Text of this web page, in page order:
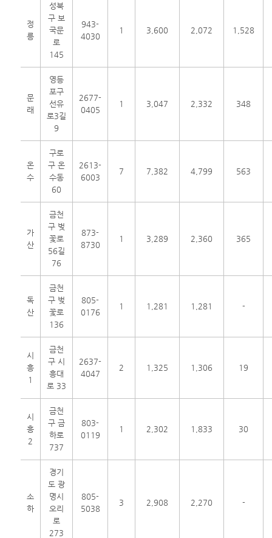
정
릉
성북
구 보
국문
로
145
943-
4030
1 3,600 2,072 1,528
문
래
영등
포구
선유
로3길
9
2677-
0405
1 3,047 2,332 348
온
수
구로
구 온
수동
60
2613-
6003
7 7,382 4,799 563
가
산
금천
구 벚
꽃로
56길
76
873-
8730
1 3,289 2,360 365
독
산
금천
구 벚
꽃로
136
805-
0176
1 1,281 1,281 -
시
흥
1
금천
구 시
흥대
로 33
2637-
4047
2 1,325 1,306 19
시
흥
2
금천
구 금
하로
737
803-
0119
1 2,302 1,833 30
소
하
경기
도 광
명시
오리
로
273
805-
5038
3 2,908 2,270 -